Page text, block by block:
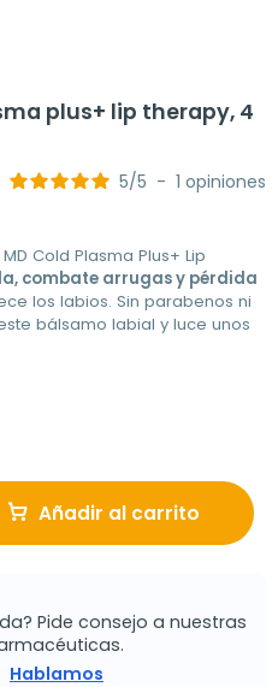
plus+ lip therapy, 4
5/5 - 1 opiniones
Cold Plasma Plus+ Lip
combate arrugas y pérdida
los labios. Sin parabenos ni
bálsamo labial y luce unos
Añadir al carrito
Pide consejo a nuestras
Hablamos